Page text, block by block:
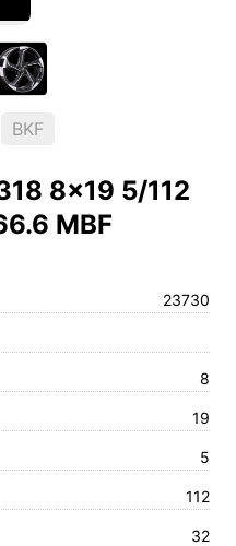
BKF
8×19 5/112
MBF
23730
8
19
5
112
32